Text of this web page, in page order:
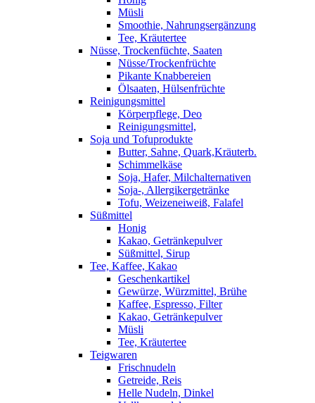
Müsli
Smoothie, Nahrungsergänzung
Tee, Kräutertee
Nüsse, Trockenfüchte, Saaten
Nüsse/Trockenfrüchte
Pikante Knabbereien
Ölsaaten, Hülsenfrüchte
Reinigungsmittel
Körperpflege, Deo
Reinigungsmittel,
Soja und Tofuprodukte
Butter, Sahne, Quark,Kräuterb.
Schimmelkäse
Soja, Hafer, Milchalternativen
Soja-, Allergikergetränke
Tofu, Weizeneiweiß, Falafel
Süßmittel
Honig
Kakao, Getränkepulver
Süßmittel, Sirup
Tee, Kaffee, Kakao
Geschenkartikel
Gewürze, Würzmittel, Brühe
Kaffee, Espresso, Filter
Kakao, Getränkepulver
Müsli
Tee, Kräutertee
Teigwaren
Frischnudeln
Getreide, Reis
Helle Nudeln, Dinkel